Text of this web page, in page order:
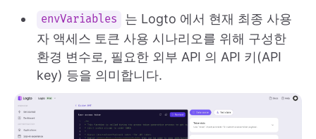
envVariables
는 Logto 에서 현재 최종 사용
자 액세스 토큰 사용 시나리오를 위해 구성한
환경 변수로, 필요한 외부 API 의 API 키(API
key) 등을 의미합니다.